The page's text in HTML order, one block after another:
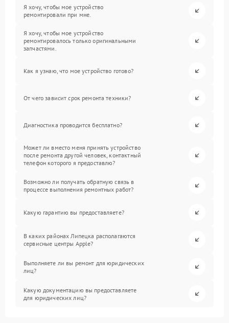
Я хочу, чтобы мое устройство
ремонтировали при мне.
Я хочу, чтобы мое устройство
ремонтировалось только оригинальными
запчастями.
Как я узнаю, что мое устройство готово?
От чего зависит срок ремонта техники?
Диагностика проводится бесплатно?
Может ли вместо меня принять устройство
после ремонта другой человек, контактный
телефон которого я предоставлю?
Возможно ли получать обратную связь в
процессе выполнения ремонтных работ?
Какую гарантию вы предоставляете?
В каких районах Липецка располагаются
сервисные центры Apple?
Выполняете ли вы ремонт для юридических
лиц?
Какую документацию вы предоставляете
для юридических лиц?